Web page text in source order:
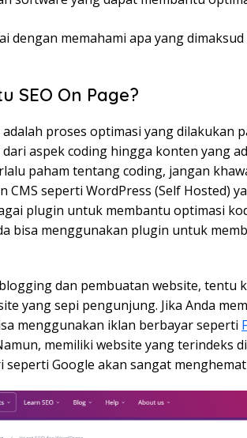
dengan memahami apa yang dimaksud
SEO On Page?
adalah proses optimasi yang dilakukan
aspek coding hingga konten yang
paham tentang coding, jangan
CMS seperti WordPress (Self Hosted)
plugin untuk membantu optimasi
bisa menggunakan plugin untuk
dan pembuatan website, tentu
yang sepi pengunjung. Jika Anda
menggunakan iklan berbayar seperti
memiliki website yang terindeks
seperti Google akan sangat